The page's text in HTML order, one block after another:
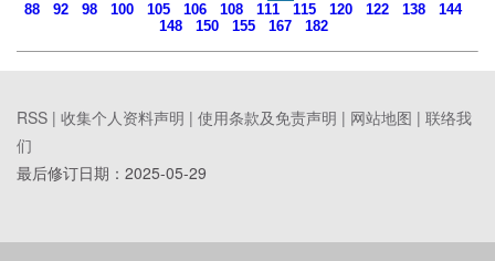
88
92 98 100 105 106 108 111 115 120 122 138
144
148
150 155 167 182
RSS | 收集个人资料声明 | 使用条款及免责声明 | 网站地图 | 联络我
们
最后修订日期： 2025-05-29